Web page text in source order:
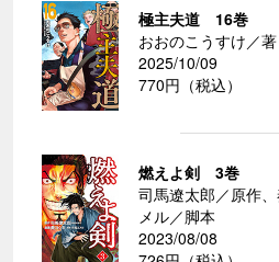
極主夫道 16巻
おおのこうすけ／著
2025/10/09
770円（税込）
燃えよ剣 3巻
司馬遼太郎／原作
メル／脚本
2023/08/08